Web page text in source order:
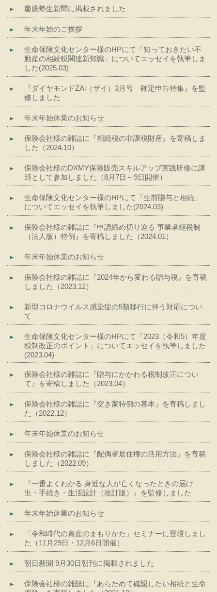
慶應塾生新聞に掲載されました
年末年始のご挨拶
生命保険文化センター様のHPにて「知っておきたい不
動産の相続税関連新知識」についてエッセイを執筆しま
した(2025.03)
『ダイヤモンドZAi（ザイ）3月号 確定申告特集』を監
修しました
年末年始休業のお知らせ
保険会社様の雑誌に『相続税の非課税財産』を寄稿しま
した（2024.10）
保険会社様のDXMY保険販売スキルアップ実践研修に講
師として参加しました（8月7日～9日開催）
生命保険文化センター様のHPにて「生前贈与と相続」
についてエッセイを執筆しました(2024.03)
保険会社様の雑誌に『申請締め切り迫る 事業承継税制
（法人版）特例』を寄稿しました（2024.01）
年末年始休業のお知らせ
保険会社様の雑誌に『2024年から変わる贈与税』を寄稿
しました（2023.12）
新型コロナウイルス感染症の5類移行に伴う対応につい
て
生命保険文化センター様のHPにて「2023（令和5）年度
税制改正のポイント」についてエッセイを執筆しました
(2023.04)
保険会社様の雑誌に『贈与にかかわる税制改正につい
て』を寄稿しました（2023.04）
保険会社様の雑誌に『空き家特例の基本』を寄稿しまし
た（2022.12）
年末年始休業のお知らせ
保険会社様の雑誌に『配偶者居住権の活用方法』を寄稿
しました（2022.09）
『一番よくわかる 身近な人が亡くなったときの届け
出・手続き・生活設計（改訂版）』を監修しました
年末年始休業のお知らせ
「令和時代の資産のまもりかた」セミナーに登壇しまし
た（11月29日・12月6日開催）
朝日新聞 9月30日朝刊に掲載されました
保険会社様の雑誌に『あらためて確認したい相続と生命